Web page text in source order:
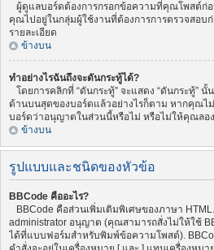
ผู้ดูแลบอร์ดต้องการกรอกข้อความที่คุณโพสต์ก่
คุณไปอยู่ในกลุ่มผู้ใช้งานที่ต้องการการตรวจสอ
รายละเอียด
ข้างบน
ทำอย่างไรฉันถึงจะดันกระทู้ได้?
โดยการคลิกที่ “ดันกระทู้” จะแสดง “ดันกระทู้”
ด้านบนสุดของบอร์ดแล้วอย่างไรก็ตาม หากคุณไ
บอร์ดว่าอนุญาตในส่วนนี้หรือไม่ หรือไม่ให้คุณลอง
ข้างบน
รูปแบบและชนิดของหัวข้อ
BBCode คืออะไร?
BBCode คือส่วนเพิ่มเติมพิเศษของภาษา
administrator อนุญาต (คุณสามารถสั่งไม่ให้ใช้
ได้ที่แบบฟอร์มสำหรับพิมพ์ข้อความโพสต์).